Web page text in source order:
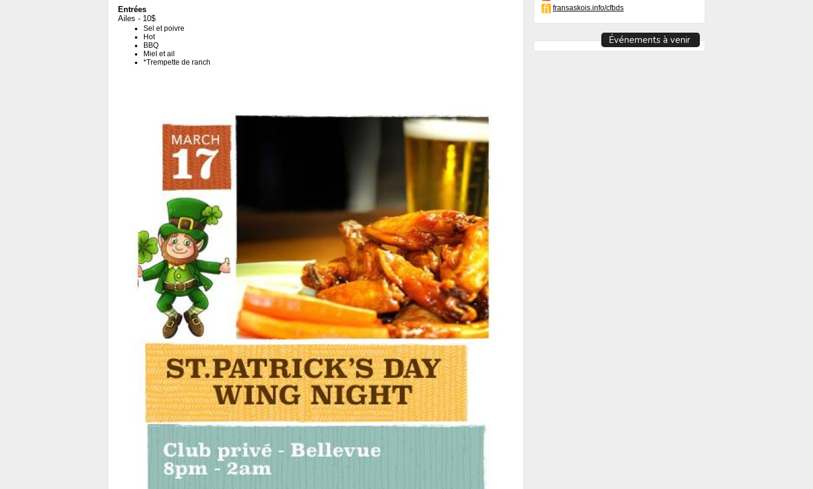
Entrées
Ailes - 10$
Sel et poivre
Hot
BBQ
Miel et ail
*Trempette de ranch
fransaskois.info/cfbds
Événements à venir